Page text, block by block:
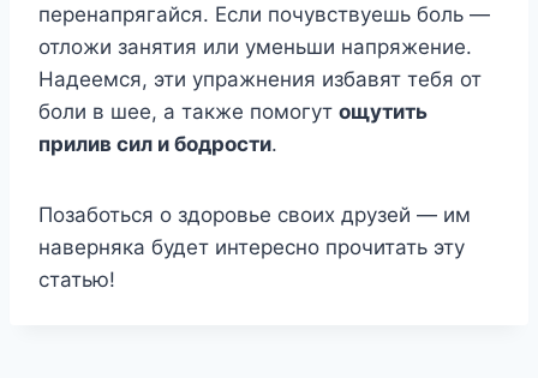
перенапрягайся. Если почувствуешь боль —
отложи занятия или уменьши напряжение.
Надеемся, эти упражнения избавят тебя от
боли в шее, а также помогут ощутить
прилив сил и бодрости.
Позаботься о здоровье своих друзей — им
наверняка будет интересно прочитать эту
статью!